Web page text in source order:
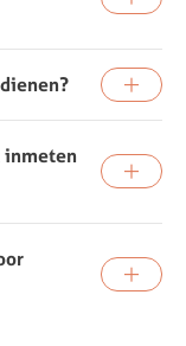
inmeten